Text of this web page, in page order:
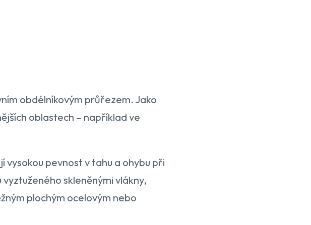
obdélníkovým průřezem. Jako
oblastech – například ve
vysokou pevnost v tahu a ohybu při
skleněnými vlákny,
plochým ocelovým nebo